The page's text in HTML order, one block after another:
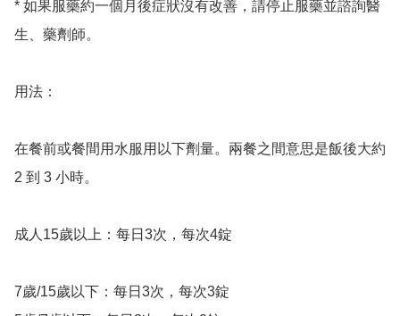
* 如果服藥約一個月後症狀沒有改善，請停止服藥並諮詢醫
生、藥劑師。
用法：
在餐前或餐間用水服用以下劑量。兩餐之間意思是飯後大約
2 到 3 小時。
成人15歲以上：每日3次，每次4錠
7歲/15歲以下：每日3次，每次3錠